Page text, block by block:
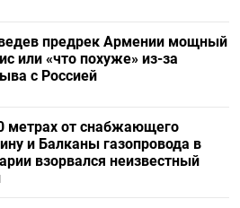
предрек Армении мощный
или «что похуже» из-за
с Россией
метрах от снабжающего
и Балканы газопровода в
взорвался неизвестный